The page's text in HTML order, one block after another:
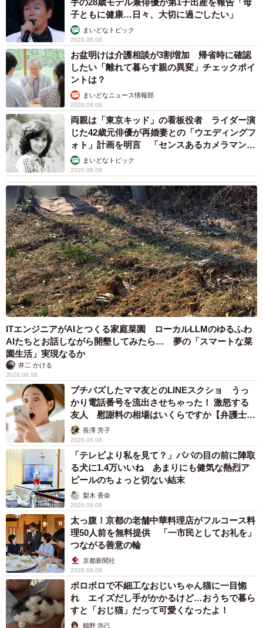
手の28歳モデル兼俳優が第1子出産を報告「母
子ともに健康…日々、大切に過ごしたい」
まいどなトピック
2026.08.08
お盆明けは介護相談が3割増加 帰省時に確認
したい「離れて暮らす親の異変」チェックポイ
ントは？
まいどなニュース情報部
2026.08.08
両親は「東京キッド」の看板役者 ライダー演
じた42歳元俳優が再婚妻との「ウエディングフ
ォト」計画を明言 「センスあるカメラマン求
む」まいどなトピック
2026.08.08
ITエンジニアがAIとつくる家庭菜園 ローカルLLMのゆるふわ
AIたちとお話しながら開墾してみたら… 夢の「スマートな菜
園生活」実現なるか
井二 かける
2026.08.08
プチバズしたママ友とのLINEスクショ うっ
かり電話番号を流出させちゃった！ 激怒する
友人 慰謝料の相場はいくらですか【弁護士が
解説】長澤 芳子
2026.08.08
「テレビより私を見て？」パパの目の前に陣取
る犬に1.4万いいね あまりにも健気な熱烈ア
ピールのちょっと切ない結末
梨木 香奈
2026.08.08
太っ腹！京都の老舗中華料理店がフルコース料
理50人前を無料提供 「一市民としてお礼を」
つながる善意の輪
京都新聞社
2026.08.08
ボロボロで不細工なおじいちゃん猫に一目惚
れ エイズだし手がかかるけど…おうちで暮ら
すと「おじ猫」だって可愛くなったよ！
鶴野 浩己